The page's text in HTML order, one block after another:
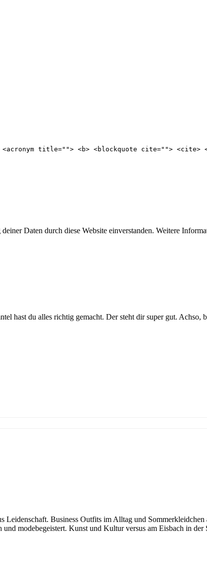
title=""> <b> <blockquote cite=""> <cite>
Daten durch diese Website einverstanden. Weitere
hast du alles richtig gemacht. Der steht dir super gut. Achso,
Business Outfits im Alltag und
modebegeistert. Kunst und Kultur versus am Eisbach in der